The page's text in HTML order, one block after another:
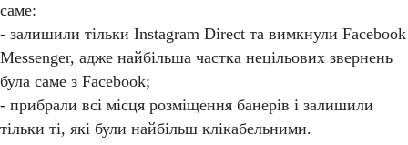
саме:
- залишили тільки Instagram Direct та вимкнули Facebook
Messenger, адже найбільша частка нецільових звернень
була саме з Facebook;
- прибрали всі місця розміщення банерів і залишили
тільки ті, які були найбільш клікабельними.